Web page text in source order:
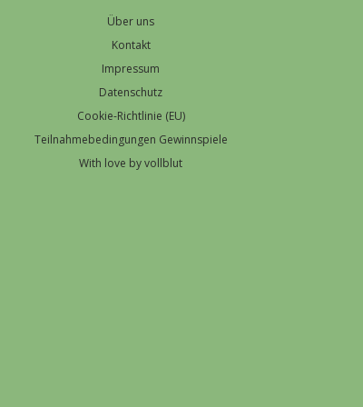
Über uns
Kontakt
Impressum
Datenschutz
Cookie-Richtlinie (EU)
Teilnahmebedingungen Gewinnspiele
With love by vollblut